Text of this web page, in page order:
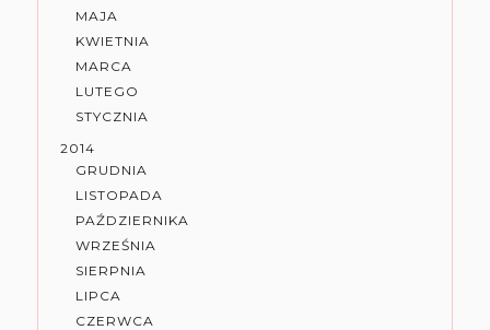
MAJA
KWIETNIA
MARCA
LUTEGO
STYCZNIA
2014
GRUDNIA
LISTOPADA
PAŹDZIERNIKA
WRZEŚNIA
SIERPNIA
LIPCA
CZERWCA